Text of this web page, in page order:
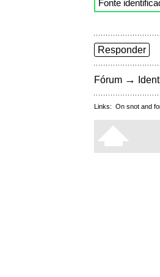
Fonte
Responder
Fórum →
Links: On snot and